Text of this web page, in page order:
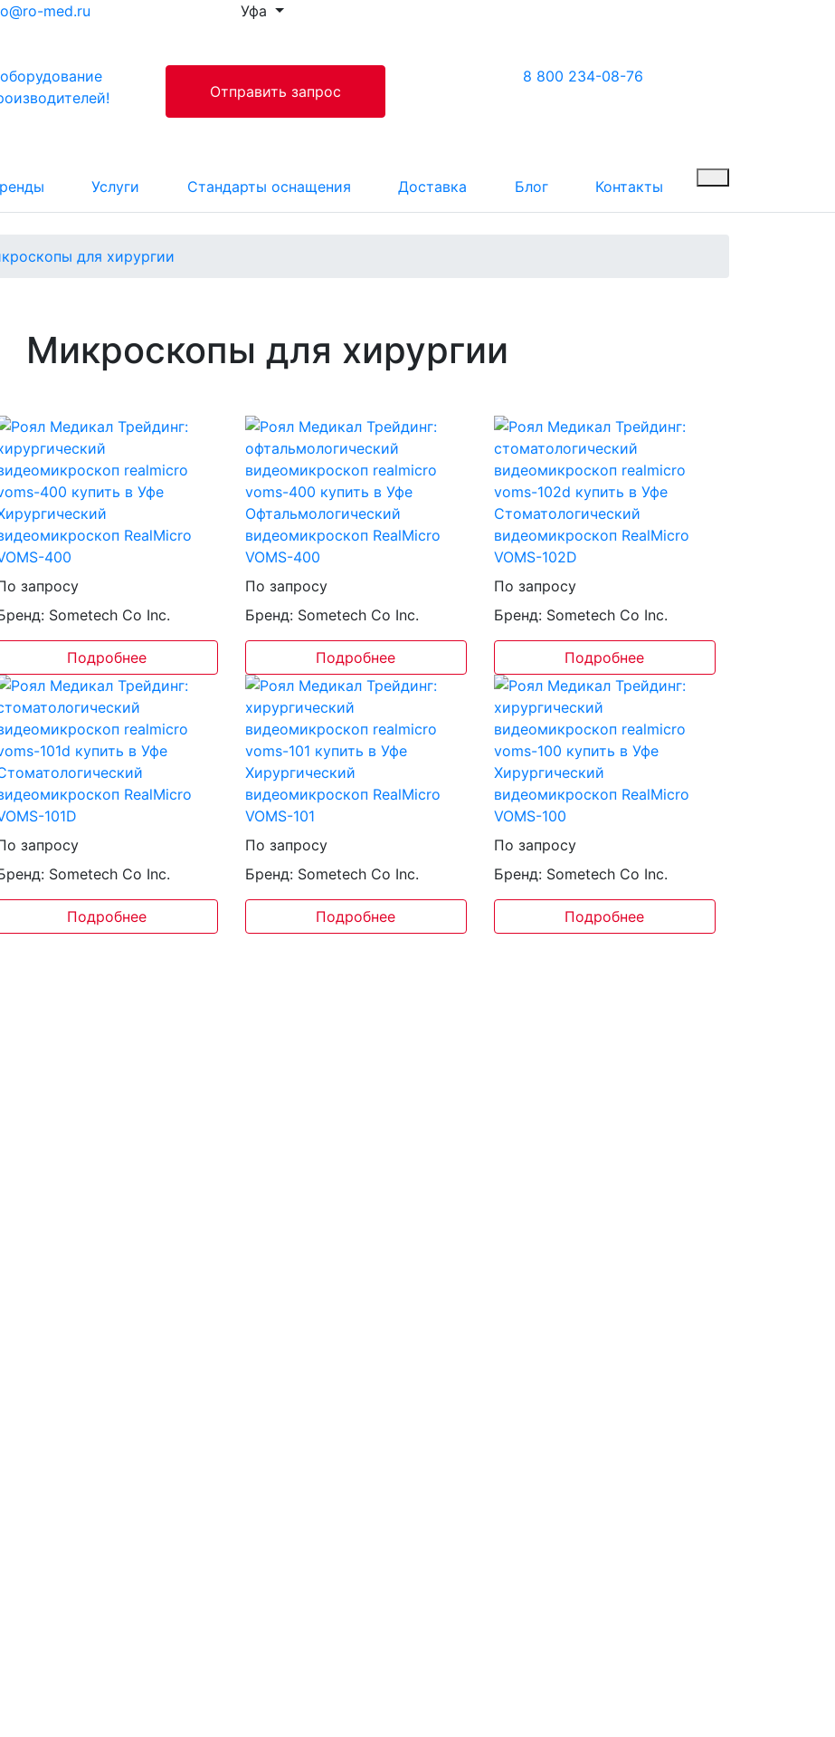
med.ru Уфа
Отправить запрос
8 800 234-08-76
Услуги Стандарты оснащения Доставка Блог Контакты
для хирургии
Микроскопы для хирургии
RealMicro
400
запросу
Sometech Co Inc.
Подробнее
Офтальмологический
видеомикроскоп RealMicro
VOMS-400
По запросу
Бренд: Sometech Co Inc.
Подробнее
Стоматологический
видеомикроскоп RealMicro
VOMS-102D
По запросу
Бренд: Sometech Co Inc.
Подробнее
RealMicro
101D
запросу
Sometech Co Inc.
Подробнее
Хирургический
видеомикроскоп RealMicro
VOMS-101
По запросу
Бренд: Sometech Co Inc.
Подробнее
Хирургический
видеомикроскоп RealMicro
VOMS-100
По запросу
Бренд: Sometech Co Inc.
Подробнее